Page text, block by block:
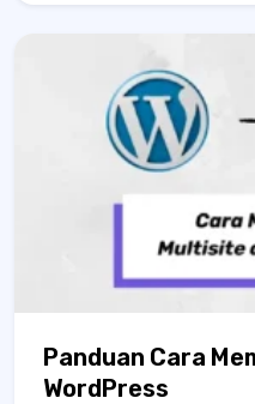
Panduan Cara
WordPress